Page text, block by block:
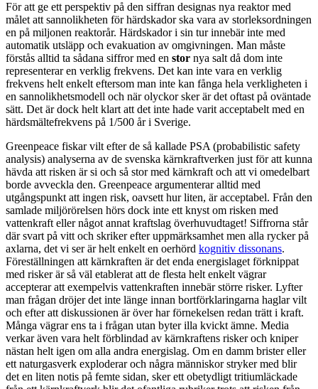
För att ge ett perspektiv på den siffran designas nya reaktor med
målet att sannolikheten för härdskador ska vara av storleksordningen
en på miljonen reaktorår. Härdskador i sin tur innebär inte med
automatik utsläpp och evakuation av omgivningen. Man måste
förstås alltid ta sådana siffror med en stor nya salt då dom inte
representerar en verklig frekvens. Det kan inte vara en verklig
frekvens helt enkelt eftersom man inte kan fånga hela verkligheten i
en sannolikhetsmodell och när olyckor sker är det oftast på oväntade
sätt. Det är dock helt klart att det inte hade varit acceptabelt med en
härdsmältefrekvens på 1/500 år i Sverige.
Greenpeace fiskar vilt efter de så kallade PSA (probabilistic safety
analysis) analyserna av de svenska kärnkraftverken just för att kunna
hävda att risken är si och så stor med kärnkraft och att vi omedelbart
borde avveckla den. Greenpeace argumenterar alltid med
utgångspunkt att ingen risk, oavsett hur liten, är acceptabel. Från den
samlade miljörörelsen hörs dock inte ett knyst om risken med
vattenkraft eller något annat kraftslag överhuvudtaget! Siffrorna står
där svart på vitt och skriker efter uppmärksamhet men alla rycker på
axlarna, det vi ser är helt enkelt en oerhörd kognitiv dissonans.
Föreställningen att kärnkraften är det enda energislaget förknippat
med risker är så väl etablerat att de flesta helt enkelt vägrar
accepterar att exempelvis vattenkraften innebär större risker. Lyfter
man frågan dröjer det inte länge innan bortförklaringarna haglar vilt
och efter att diskussionen är över har förnekelsen redan trätt i kraft.
Många vägrar ens ta i frågan utan byter illa kvickt ämne. Media
verkar även vara helt förblindad av kärnkraftens risker och kniper
nästan helt igen om alla andra energislag. Om en damm brister eller
ett naturgasverk exploderar och några människor stryker med blir
det en liten notis på femte sidan, sker ett obetydligt tritiumläckade